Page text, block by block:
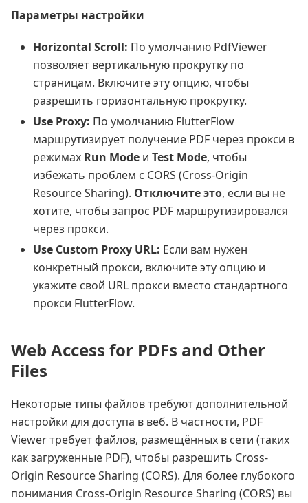
Параметры настройки
Horizontal Scroll: По умолчанию PdfViewer
позволяет вертикальную прокрутку по
страницам. Включите эту опцию, чтобы
разрешить горизонтальную прокрутку.
Use Proxy: По умолчанию FlutterFlow
маршрутизирует получение PDF через прокси в
режимах Run Mode и Test Mode, чтобы
избежать проблем с CORS (Cross-Origin
Resource Sharing). Отключите это, если вы не
хотите, чтобы запрос PDF маршрутизировался
через прокси.
Use Custom Proxy URL: Если вам нужен
конкретный прокси, включите эту опцию и
укажите свой URL прокси вместо стандартного
прокси FlutterFlow.
Web Access for PDFs and Other
Files
Некоторые типы файлов требуют дополнительной
настройки для доступа в веб. В частности, PDF
Viewer требует файлов, размещённых в сети (таких
как загруженные PDF), чтобы разрешить Cross-
Origin Resource Sharing (CORS). Для более глубокого
понимания Cross-Origin Resource Sharing (CORS) вы